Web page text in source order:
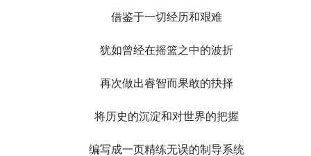
借鉴于一切经历和艰难
犹如曾经在摇篮之中的波折
再次做出睿智而果敢的抉择
将历史的沉淀和对世界的把握
编写成一页精练无误的制导系统